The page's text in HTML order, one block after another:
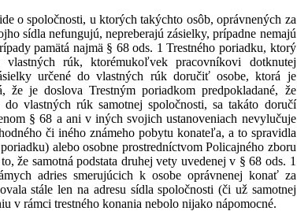
o spoločnosti, u ktorých takýchto osôb, oprávnených za
sídla nefungujú, nepreberajú zásielky, prípadne nemajú
pamätá najmä § 68 ods. 1 Trestného poriadku, ktorý
rúk, ktorémukoľvek pracovníkovi dotknutej
určené do vlastných rúk doručiť osobe, ktorá je
je doslova Trestným poriadkom predpokladané, že
vlastných rúk samotnej spoločnosti, sa takáto doručí
§ 68 a ani v iných svojich ustanoveniach nevylučuje
či iného známeho pobytu konateľa, a to spravidla
alebo osobne prostredníctvom Policajného zboru
že samotná podstata druhej vety uvedenej v § 68 ods. 1
adries smerujúcich k osobe oprávnenej konať za
stále len na adresu sídla spoločnosti (či už samotnej
v rámci trestného konania nebolo nijako nápomocné.